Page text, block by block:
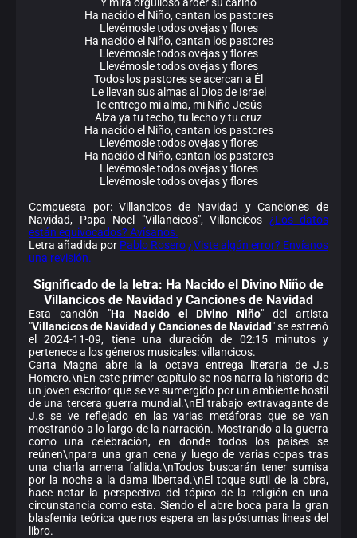
Ha nacido el Niño, cantan los pastores
Llevémosle todos ovejas y flores
Ha nacido el Niño, cantan los pastores
Llevémosle todos ovejas y flores
Llevémosle todos ovejas y flores
Todos los pastores se acercan a Él
Le llevan sus almas al Dios de Israel
Te entrego mi alma, mi Niño Jesús
Alza ya tu techo, tu lecho y tu cruz
Ha nacido el Niño, cantan los pastores
Llevémosle todos ovejas y flores
Ha nacido el Niño, cantan los pastores
Llevémosle todos ovejas y flores
Llevémosle todos ovejas y flores
Compuesta por: Villancicos de Navidad y Canciones de
Navidad, Papa Noel "Villancicos", Villancicos ¿Los datos
están equivocados? Avísanos.
Letra añadida por Pablo Rosero¿Viste algún error? Envíanos
una revisión.
Significado de la letra: Ha Nacido el Divino Niño de
Villancicos de Navidad y Canciones de Navidad
Esta canción "Ha Nacido el Divino Niño" del artista
"Villancicos de Navidad y Canciones de Navidad" se estrenó
el 2024-11-09, tiene una duración de 02:15 minutos y
pertenece a los géneros musicales: villancicos.
Carta Magna abre la la octava entrega literaria de J.s
Homero.\nEn este primer capítulo se nos narra la historia de
un joven escritor que se ve sumergido por un ambiente hostil
de una tercera guerra mundial.\nEl trabajo extravagante de
J.s se ve reflejado en las varias metáforas que se van
mostrando a lo largo de la narración. Mostrando a la guerra
como una celebración, en donde todos los países se
reúnen\npara una gran cena y luego de varias copas tras
una charla amena fallida.\nTodos buscarán tener sumisa
por la noche a la dama libertad.\nEl toque sutil de la obra,
hace notar la perspectiva del tópico de la religión en una
circunstancia como esta. Siendo el abre boca para la gran
blasfemia teórica que nos espera en las póstumas lineas del
libro.